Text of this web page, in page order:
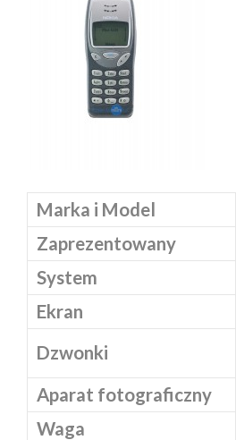
Marka i Model
Zaprezentowany
System
Ekran
Dzwonki
Aparat fotograficzny
Waga